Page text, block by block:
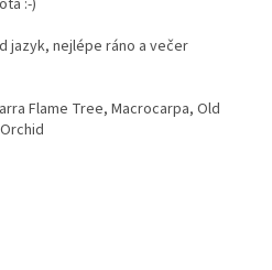
:-)
jazyk, nejlépe ráno a večer
Flame Tree, Macrocarpa, Old